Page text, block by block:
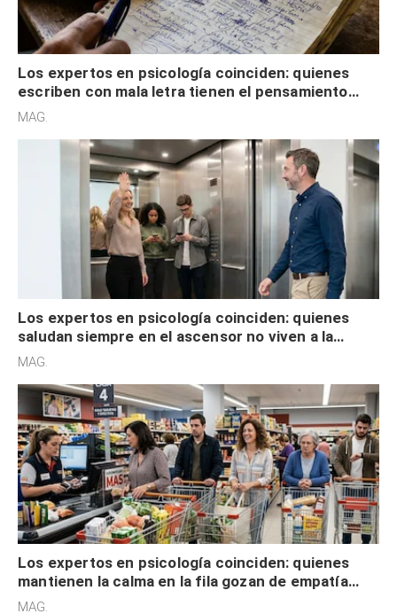
Los expertos en psicología coinciden: quienes
escriben con mala letra tienen el pensamiento
acelerado y no lo hacen por desinterés
MAG.
Los expertos en psicología coinciden: quienes
saludan siempre en el ascensor no viven a la
defensiva y tienen apertura social
MAG.
Los expertos en psicología coinciden: quienes
mantienen la calma en la fila gozan de empatía
cognitiva, gratitud y no solo tienen autocontrol
MAG.